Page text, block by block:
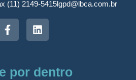
(11) 2149-5415lgpd@lbca.com.br
por dentro